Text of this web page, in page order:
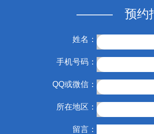
——— 预约
姓名：
手机号码：
QQ或微信：
所在地区：
留言：